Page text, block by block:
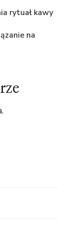
rytuał kawy
na